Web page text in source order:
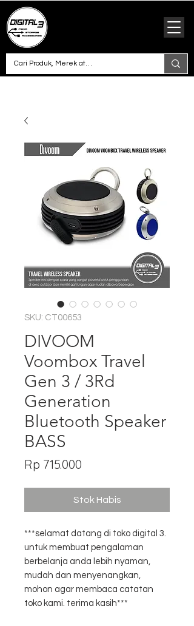
SKU: CT00653
DIVOOM
Voombox Travel
Gen 3 / 3Rd
Generation
Bluetooth Speaker
BASS
Rp 715.000
Stok Habis
***selamat datang di toko digital 3.
untuk membuat pengalaman
berbelanja anda lebih nyaman,
mudah dan menyenangkan,
mohon agar membaca catatan
toko kami. terima kasih***